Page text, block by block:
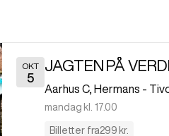
OKT
5
Aarhus C, Hermans -
mandag kl. 17.00
Billetter fra299 kr.